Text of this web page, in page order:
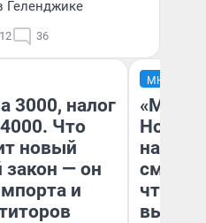
Геленджике
36
3000, налог
Что
новый
закон — он
и
МНЕНИЕ
«Мы
чтобы